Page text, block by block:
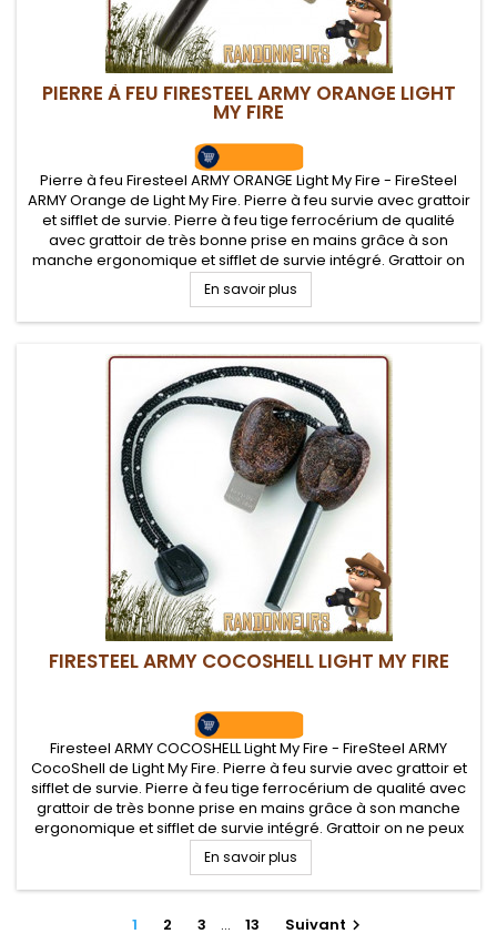
PIERRE À FEU FIRESTEEL ARMY ORANGE LIGHT
MY FIRE
Pierre à feu Firesteel ARMY ORANGE Light My Fire - FireSteel
ARMY Orange de Light My Fire. Pierre à feu survie avec grattoir
et sifflet de survie. Pierre à feu tige ferrocérium de qualité
avec grattoir de très bonne prise en mains grâce à son
manche ergonomique et sifflet de survie intégré. Grattoir on
ne peux plus efficace pour de belles gerbes...
En savoir plus
FIRESTEEL ARMY COCOSHELL LIGHT MY FIRE
Firesteel ARMY COCOSHELL Light My Fire - FireSteel ARMY
CocoShell de Light My Fire. Pierre à feu survie avec grattoir et
sifflet de survie. Pierre à feu tige ferrocérium de qualité avec
grattoir de très bonne prise en mains grâce à son manche
ergonomique et sifflet de survie intégré. Grattoir on ne peux
plus efficace pour de belles gerbes d'étincelles.
En savoir plus
1 2 3 … 13 Suivant 